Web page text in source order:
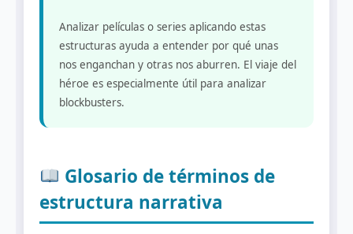
Analizar películas o series aplicando estas
estructuras ayuda a entender por qué unas
nos enganchan y otras nos aburren. El viaje del
héroe es especialmente útil para analizar
blockbusters.
Glosario de términos de
estructura narrativa